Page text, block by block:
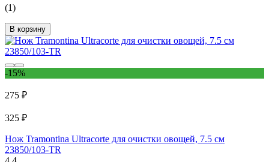
(1)
В корзину
-15%
275 ₽
325 ₽
Нож Tramontina Ultracorte для очистки овощей, 7.5 см
23850/103-TR